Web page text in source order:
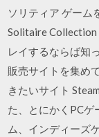
ソリティア ゲー
Solitaire Collection
レイするならば知
販売サイトを集め
きたいサイト
た、とにかくPCゲ
ム、インディーズ